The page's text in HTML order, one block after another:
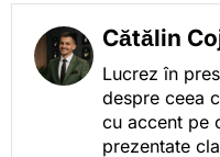
Cătălin
Lucrez în
despre ceea
cu accent pe
prezentate